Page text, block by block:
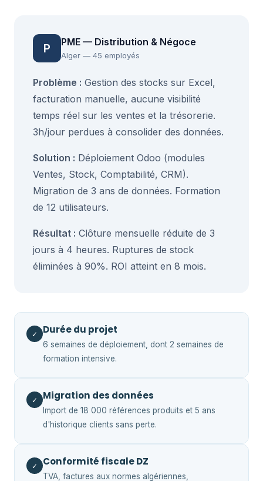
P PME — Distribution & Négoce
Alger — 45 employés
Problème : Gestion des stocks sur Excel,
facturation manuelle, aucune visibilité
temps réel sur les ventes et la trésorerie.
3h/jour perdues à consolider des données.
Solution : Déploiement Odoo (modules
Ventes, Stock, Comptabilité, CRM).
Migration de 3 ans de données. Formation
de 12 utilisateurs.
Résultat : Clôture mensuelle réduite de 3
jours à 4 heures. Ruptures de stock
éliminées à 90%. ROI atteint en 8 mois.
✓ Durée du projet
6 semaines de déploiement, dont 2 semaines de
formation intensive.
✓ Migration des données
Import de 18 000 références produits et 5 ans
d'historique clients sans perte.
✓ Conformité fiscale DZ
TVA, factures aux normes algériennes,